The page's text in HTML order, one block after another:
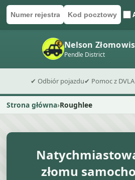
Numer
Kod
Wyślij formularz
Nelson
Pendle District
✔ Odbiór pojazdu✔ Pomoc z DVLA
Strona główna Roughlee
złomu